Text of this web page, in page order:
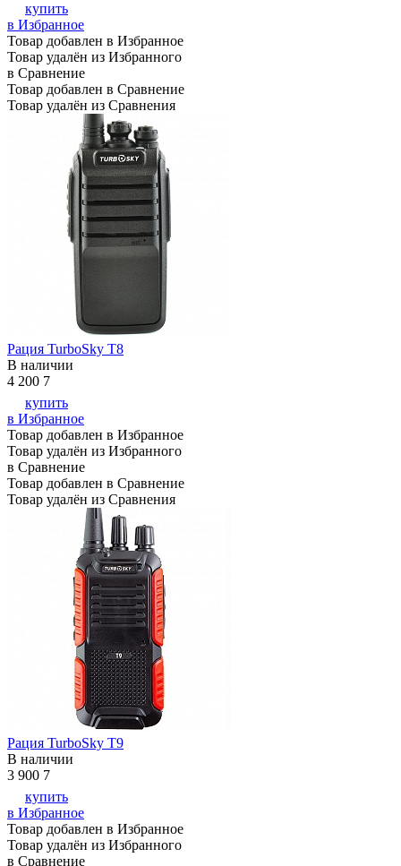
купить
в Избранное
Товар добавлен в Избранное
Товар удалён из Избранного
в Сравнение
Товар добавлен в Сравнение
Товар удалён из Сравнения
Рация TurboSky T8
В наличии
4 200 7
купить
в Избранное
Товар добавлен в Избранное
Товар удалён из Избранного
в Сравнение
Товар добавлен в Сравнение
Товар удалён из Сравнения
Рация TurboSky T9
В наличии
3 900 7
купить
в Избранное
Товар добавлен в Избранное
Товар удалён из Избранного
в Сравнение